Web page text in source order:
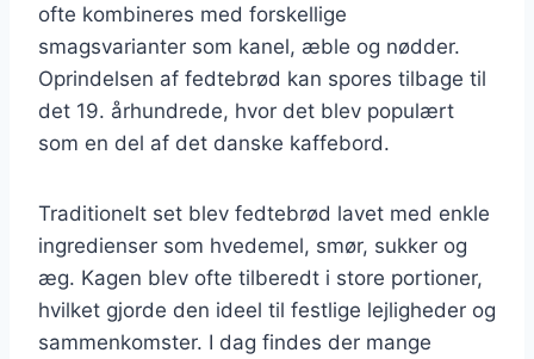
ofte kombineres med forskellige
smagsvarianter som kanel, æble og nødder.
Oprindelsen af fedtebrød kan spores tilbage til
det 19. århundrede, hvor det blev populært
som en del af det danske kaffebord.
Traditionelt set blev fedtebrød lavet med enkle
ingredienser som hvedemel, smør, sukker og
æg. Kagen blev ofte tilberedt i store portioner,
hvilket gjorde den ideel til festlige lejligheder og
sammenkomster. I dag findes der mange